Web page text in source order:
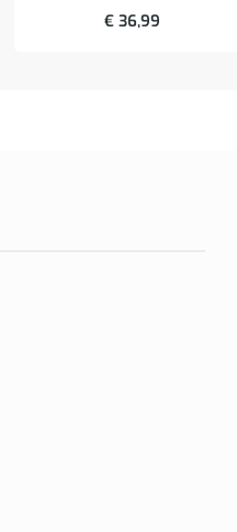
€36,99